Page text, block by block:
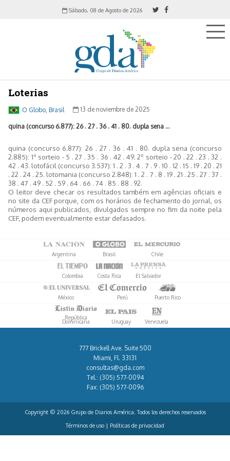
Sábado, 08 de Agosto de 2026
Loterias
O Globo, Brasil 13 de noviembre de 2025
quina (concurso 6.877): 26 . 27 . 36 . 41 . 80. dupla sena ...
quina (concurso 6.877): 26 . 27 . 36 . 41 . 80. dupla sena (concurso
2.885): 1º sorteio - 5 . 27 . 35 . 36 . 42 . 49; 2º sorteio - 20 . 22 . 23 . 32 .
42 . 43. lotofácil (concurso 3.537): 1 . 2 . 3 . 4 . 7 . 9 . 10 . 12 . 15 . 19 . 20 . 21
. 22 . 24 . 25. lotomania (concurso 2.848): 1 . 2 . 7 . 8 . 19 . 21 . 25 . 27 . 37 .
38 . 47 . 49 . 52 . 59 . 64 . 66 . 74 . 85 . 88 . 92.
O leitor deve checar os resultados também em agências oficiais e
no site da CEF porque, com os horários de fechamento do jornal, os
números aqui publicados, divulgados sempre no fim da noite pela
CEF, podem eventualmente estar defasados.
Argentina Brasil Chile
Colombia Costa Rica El Salvador
México Perú Puerto Rico
República
Dominicana Uruguay Venezuela
777 Brickell Ave. Suite 500
Miami, Fl. 33131
consultas@gda.com
Tel.: (305) 577-0094
Fax: (305) 577-0096
Copyright © 2026 Grupo de Diarios América. Todos los derechos reservados
Términos de uso | Políticas de privacidad